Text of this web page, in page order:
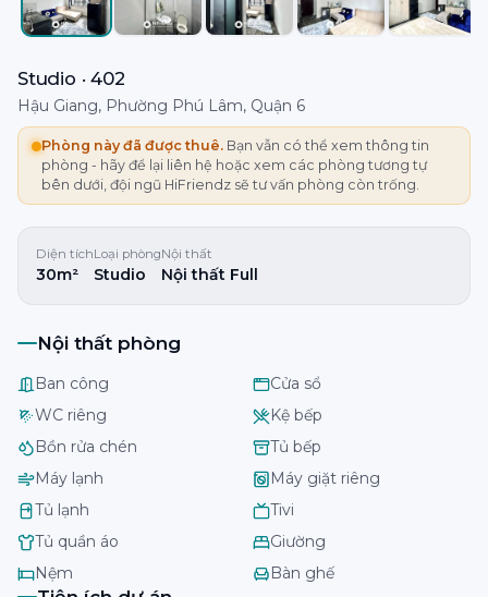
Studio · 402
Hậu Giang, Phường Phú Lâm, Quận 6
Phòng này đã được thuê. Bạn vẫn có thể xem thông tin
phòng - hãy để lại liên hệ hoặc xem các phòng tương tự
bên dưới, đội ngũ HiFriendz sẽ tư vấn phòng còn trống.
Diện tích
30m²
Loại phòng
Studio
Nội thất
Nội thất Full
Nội thất phòng
Ban công
Cửa sổ
WC riêng
Kệ bếp
Bồn rửa chén
Tủ bếp
Máy lạnh
Máy giặt riêng
Tủ lạnh
Tivi
Tủ quần áo
Giường
Nệm
Bàn ghế